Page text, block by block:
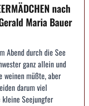
nach
Maria Bauer
Abend durch die See
ganz allein und
weinen müßte, aber
darum viel
kleine Seejungfer